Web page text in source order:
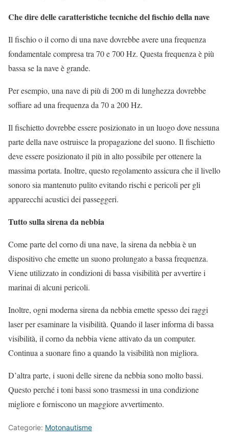
Che dire delle caratteristiche tecniche del fischio della nave
Il fischio o il corno di una nave dovrebbe avere una frequenza
fondamentale compresa tra 70 e 700 Hz. Questa frequenza è più
bassa se la nave è grande.
Per esempio, una nave di più di 200 m di lunghezza dovrebbe
soffiare ad una frequenza da 70 a 200 Hz.
Il fischietto dovrebbe essere posizionato in un luogo dove nessuna
parte della nave ostruisce la propagazione del suono. Il fischietto
deve essere posizionato il più in alto possibile per ottenere la
massima portata. Inoltre, questo regolamento assicura che il livello
sonoro sia mantenuto pulito evitando rischi e pericoli per gli
apparecchi acustici dei passeggeri.
Tutto sulla sirena da nebbia
Come parte del corno di una nave, la sirena da nebbia è un
dispositivo che emette un suono prolungato a bassa frequenza.
Viene utilizzato in condizioni di bassa visibilità per avvertire i
marinai di alcuni pericoli.
Inoltre, ogni moderna sirena da nebbia emette spesso dei raggi
laser per esaminare la visibilità. Quando il laser informa di bassa
visibilità, il corno da nebbia viene attivato da un computer.
Continua a suonare fino a quando la visibilità non migliora.
D’altra parte, i suoni delle sirene da nebbia sono molto bassi.
Questo perché i toni bassi sono trasmessi in una condizione
migliore e forniscono un maggiore avvertimento.
Categorie: Motonautisme